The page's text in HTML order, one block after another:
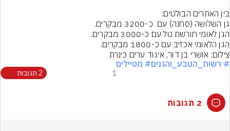
הגן הלאומי אכזיב עם כ-1800 מבקרים.
צילום: אושרי בן דור, איגוד ערים כינרת
# רשות_הטבע_והגנים# מטיילים
1 2 תגובות
2 תגובות